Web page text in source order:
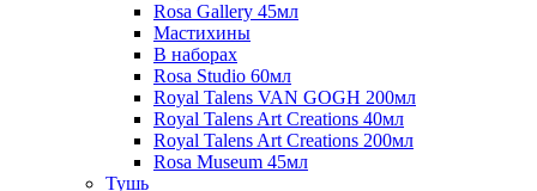
Rosa Gallery 45мл
Мастихины
В наборах
Rosa Studio 60мл
Royal Talens VAN GOGH 200мл
Royal Talens Art Creations 40мл
Royal Talens Art Creations 200мл
Rosa Museum 45мл
Тушь